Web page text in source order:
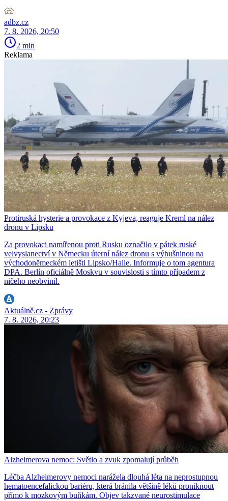
adbz.cz
7. 8. 2026, 20:50
2 min
Reklama
Protiruská hysterie a provokace z Kyjeva, reaguje Kreml na nález
dronu v Lipsku
Za provokaci namířenou proti Rusku označilo v pátek ruské
velvyslanectví v Německu úterní nález dronu s výbušninou na
východoněmeckém letišti Lipsko/Halle. Informuje o tom agentura
DPA. Berlín oficiálně Moskvu v souvislosti s tímto případem z
ničeho neobvinil.
Aktuálně.cz - Zprávy
7. 8. 2026, 20:23
Alzheimerova nemoc: Světlo a zvuk zpomalují průběh
Léčba Alzheimerovy nemoci narážela dlouhá léta na neprostupnou
hematoencefalickou bariéru, která bránila většině léků proniknout
přímo k mozkovým buňkám. Objev takzvané neurostimulace